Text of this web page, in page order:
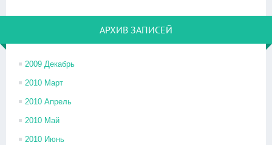
АРХИВ ЗАПИСЕЙ
2009 Декабрь
2010 Март
2010 Апрель
2010 Май
2010 Июнь